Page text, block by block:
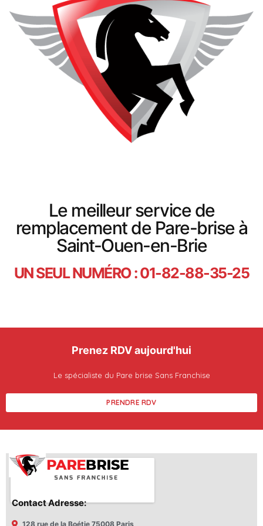
Le meilleur service de
remplacement de Pare-brise à
Saint-Ouen-en-Brie
UN SEUL NUMÉRO : 01-82-88-35-25
Prenez RDV aujourd'hui
Le spécialiste du Pare brise Sans Franchise
PRENDRE RDV
Contact Adresse:
128 rue de la Boétie 75008 Paris